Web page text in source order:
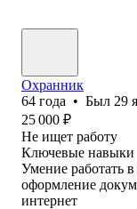
Охранник
64 года • Был 29
25 000 ₽
Не ищет работу
Ключевые навыки
Умение работать
оформление
интернет